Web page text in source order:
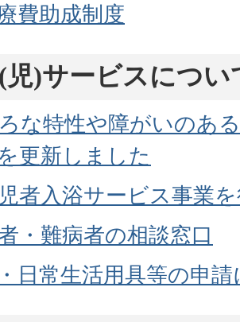
費助成制度
児)サービスについ
な特性や障がいのあ
更新しました
者入浴サービス事業
・難病者の相談窓口
日常生活用具等の申